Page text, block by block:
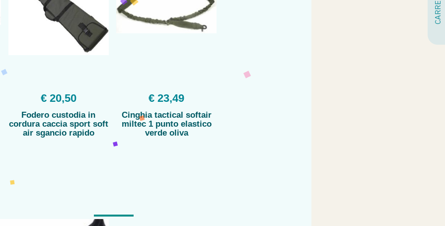
€ 20,50
Fodero custodia in
cordura caccia sport soft
air sgancio rapido
€ 23,49
Cinghia tactical softair
miltec 1 punto elastico
verde oliva